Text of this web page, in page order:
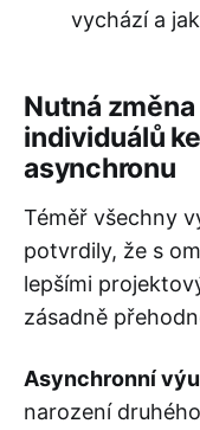
vychází a
Nutná
individuálů
asynchronu
Téměř všechny
potvrdily, že s
lepšími
zásadně
Asynchronní
narození